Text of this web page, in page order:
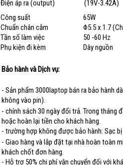
Điện áp ra (output)
(19V-3.42A)
Công suất
65W
Chuẩn chân cắm
Φ5.5 x 1.7
Tần số làm việc
50 -60 Hz
Phụ kiện đi kèm
Dây nguồn
Bảo hành và Dịch vụ:
- Sản phẩm 3000laptop bán ra bảo hành
không vào pin).
- chính sách 30 ngày đổi trả. Trong tháng
hoặc hoàn lại tiền cho khách hàng.
- trường hợp không được bảo hành: Sạc
- Giao hàng và lắp đặt tại nhà hoàn toàn
khách chốt đơn hàng.
- Hỗ trợ 50% chi phí vận chuyển đối với